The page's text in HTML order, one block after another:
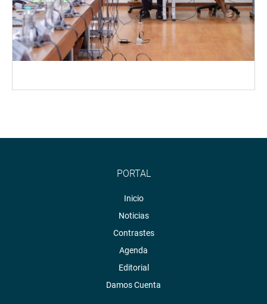
PORTAL
Inicio
Noticias
Contrastes
Agenda
Editorial
Damos Cuenta